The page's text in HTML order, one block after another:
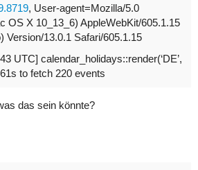
, User-agent=Mozilla/5.0
OS X 10_13_6) AppleWebKit/605.1.15
Version/13.0.1 Safari/605.1.15
UTC] calendar_holidays::render(‘DE’,
to fetch 220 events
das sein könnte?